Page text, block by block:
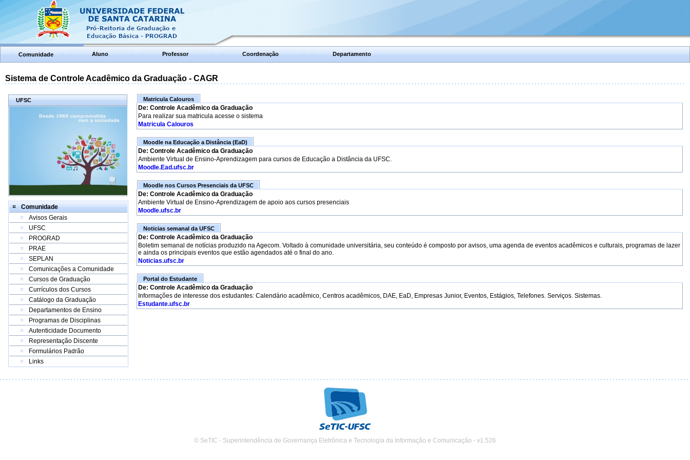
Comunidade Aluno Professor Coordenação Departamento
Sistema de Controle Acadêmico da Graduação - CAGR
UFSC
Comunidade
Avisos Gerais
UFSC
PROGRAD
PRAE
SEPLAN
Comunicações a Comunidade
Cursos de Graduação
Currículos dos Cursos
Catálogo da Graduação
Departamentos de Ensino
Programas de Disciplinas
Autenticidade Documento
Representação Discente
Formulários Padrão
Links
Matricula Calouros
De: Controle Acadêmico da Graduação
Para realizar sua matricula acesse o sistema
Matricula Calouros
Moodle na Educação a Distância (EaD)
De: Controle Acadêmico da Graduação
Ambiente Virtual de Ensino-Aprendizagem para cursos de Educação a Distância da UFSC.
Moodle.Ead.ufsc.br
Moodle nos Cursos Presenciais da UFSC
De: Controle Acadêmico da Graduação
Ambiente Virtual de Ensino-Aprendizagem de apoio aos cursos presenciais
Moodle.ufsc.br
Noticias semanal da UFSC
De: Controle Acadêmico da Graduação
Boletim semanal de notícias produzido na Agecom. Voltado à comunidade universitária, seu conteúdo é composto por avisos, uma agenda de eventos acadêmicos e culturais, programas de lazer
e ainda os principais eventos que estão agendados até o final do ano.
Noticias.ufsc.br
Portal do Estudante
De: Controle Acadêmico da Graduação
Informações de interesse dos estudantes: Calendário acadêmico, Centros acadêmicos, DAE, EaD, Empresas Junior, Eventos, Estágios, Telefones. Serviços. Sistemas.
Estudante.ufsc.br
© SeTIC - Superintendência de Governança Eletrônica e Tecnologia da Informação e Comunicação - v1.526